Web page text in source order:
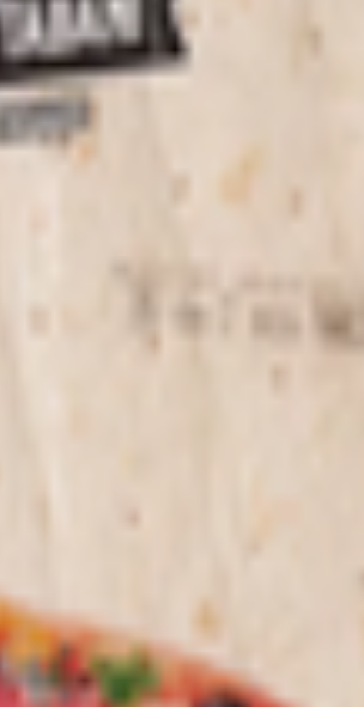
подсолнечное, хлопковое), соль,
Е471), консерванты: (сорбат калия
животного происхождения.
CORUM/ TÜRKIYE